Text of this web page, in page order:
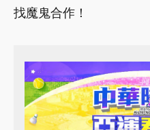
找魔鬼合作！